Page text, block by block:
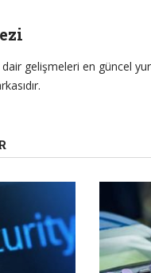
gelişmeleri en güncel